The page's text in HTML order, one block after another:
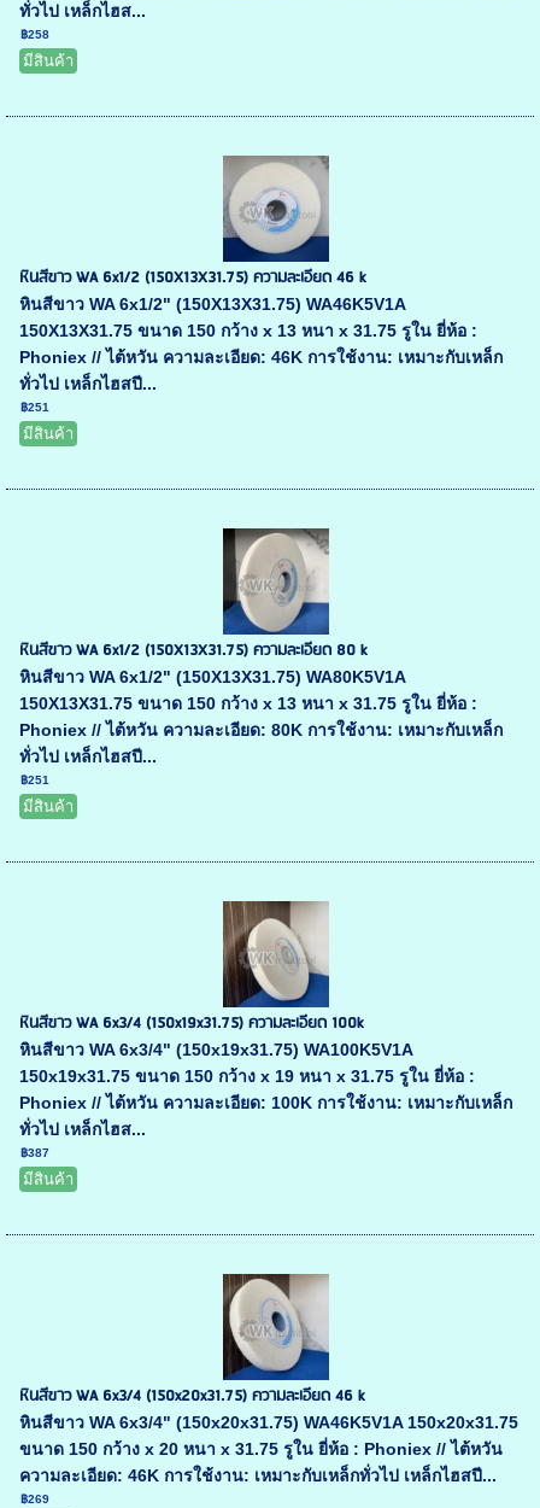
ทั่วไป เหล็กไฮส...
฿258
มีสินค้า
หินสีขาว WA 6x1/2 (150X13X31.75) ความละเอียด 46 k
หินสีขาว WA 6x1/2" (150X13X31.75) WA46K5V1A
150X13X31.75 ขนาด 150 กว้าง x 13 หนา x 31.75 รูใน ยี่ห้อ :
Phoniex // ไต้หวัน ความละเอียด: 46K การใช้งาน: เหมาะกับเหล็ก
ทั่วไป เหล็กไฮสปี...
฿251
มีสินค้า
หินสีขาว WA 6x1/2 (150X13X31.75) ความละเอียด 80 k
หินสีขาว WA 6x1/2" (150X13X31.75) WA80K5V1A
150X13X31.75 ขนาด 150 กว้าง x 13 หนา x 31.75 รูใน ยี่ห้อ :
Phoniex // ไต้หวัน ความละเอียด: 80K การใช้งาน: เหมาะกับเหล็ก
ทั่วไป เหล็กไฮสปี...
฿251
มีสินค้า
หินสีขาว WA 6x3/4 (150x19x31.75) ความละเอียด 100k
หินสีขาว WA 6x3/4" (150x19x31.75) WA100K5V1A
150x19x31.75 ขนาด 150 กว้าง x 19 หนา x 31.75 รูใน ยี่ห้อ :
Phoniex // ไต้หวัน ความละเอียด: 100K การใช้งาน: เหมาะกับเหล็ก
ทั่วไป เหล็กไฮส...
฿387
มีสินค้า
หินสีขาว WA 6x3/4 (150x20x31.75) ความละเอียด 46 k
หินสีขาว WA 6x3/4" (150x20x31.75) WA46K5V1A 150x20x31.75
ขนาด 150 กว้าง x 20 หนา x 31.75 รูใน ยี่ห้อ : Phoniex // ไต้หวัน
ความละเอียด: 46K การใช้งาน: เหมาะกับเหล็กทั่วไป เหล็กไฮสปี...
฿269